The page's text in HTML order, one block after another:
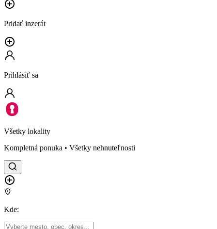
Pridať inzerát
Prihlásiť sa
Všetky lokality
Kompletná ponuka • Všetky nehnuteľnosti
Kde: